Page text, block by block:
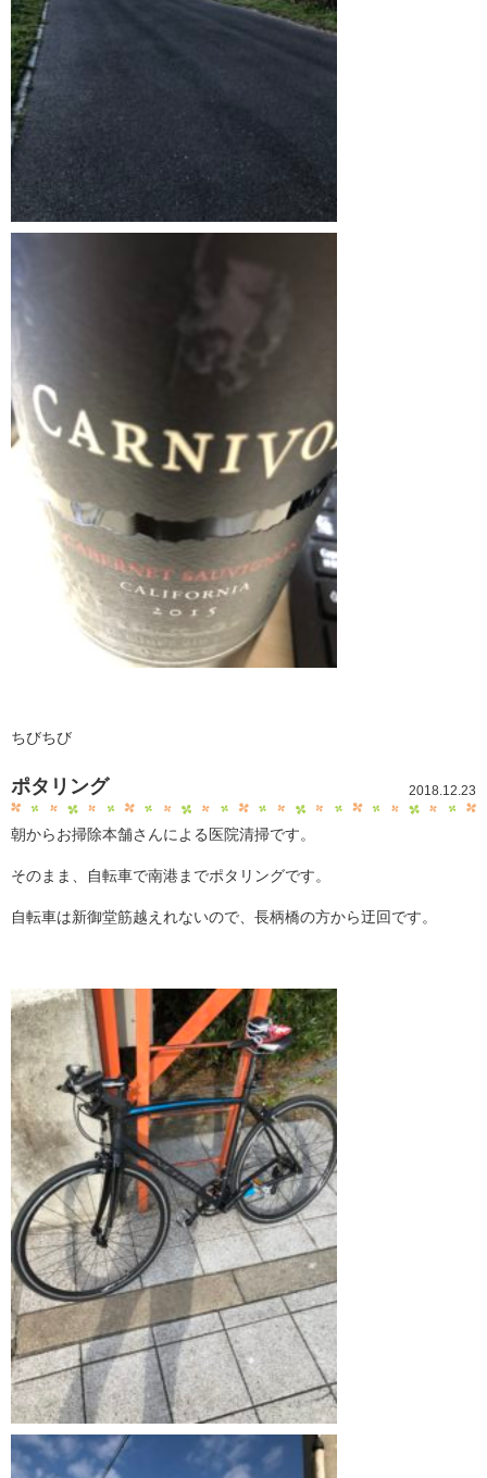
ちびちび
2018.12.23
ポタリング
朝からお掃除本舗さんによる医院清掃です。
そのまま、自転車で南港までポタリングです。
自転車は新御堂筋越えれないので、長柄橋の方から迂回です。